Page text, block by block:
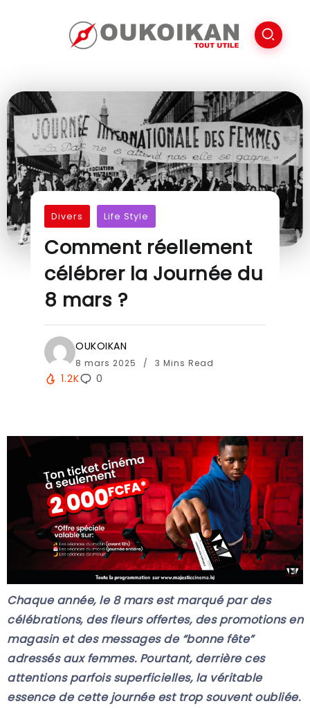
Divers Life Style
Comment réellement
célébrer la Journée du
8 mars ?
OUKOIKAN
8 mars 2025 3 Mins Read
1.2K 0
Chaque année, le 8 mars est marqué par des
célébrations, des fleurs offertes, des promotions en
magasin et des messages de “bonne fête”
adressés aux femmes. Pourtant, derrière ces
attentions parfois superficielles, la véritable
essence de cette journée est trop souvent oubliée.